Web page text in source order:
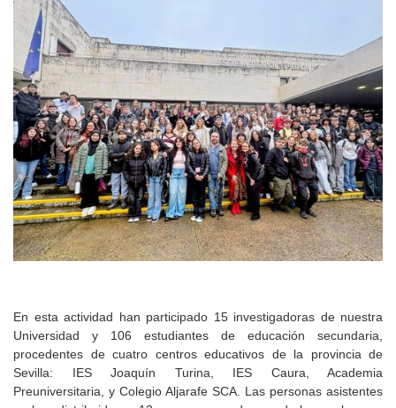
En esta actividad han participado 15 investigadoras de nuestra
Universidad y 106 estudiantes de educación secundaria,
procedentes de cuatro centros educativos de la provincia de
Sevilla: IES Joaquín Turina, IES Caura, Academia
Preuniversitaria, y Colegio Aljarafe SCA. Las personas asistentes